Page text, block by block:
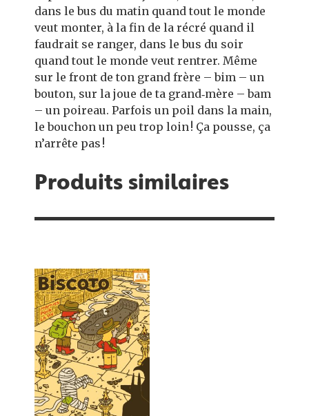
dans le bus du matin quand tout le monde
veut monter, à la fin de la récré quand il
faudrait se ranger, dans le bus du soir
quand tout le monde veut rentrer. Même
sur le front de ton grand frère – bim – un
bouton, sur la joue de ta grand‑mère – bam
– un poireau. Parfois un poil dans la main,
le bouchon un peu trop loin ! Ça pousse, ça
n’arrête pas !
Produits similaires